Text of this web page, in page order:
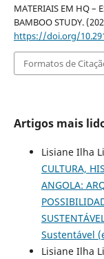
MATERIAIS EM HQ –
BAMBOO STUDY.
https://doi.org/
Formatos de
Artigos mais
Lisiane Ilha
CULTURA,
ANGOLA:
Sustentável
Lisiane Ilha